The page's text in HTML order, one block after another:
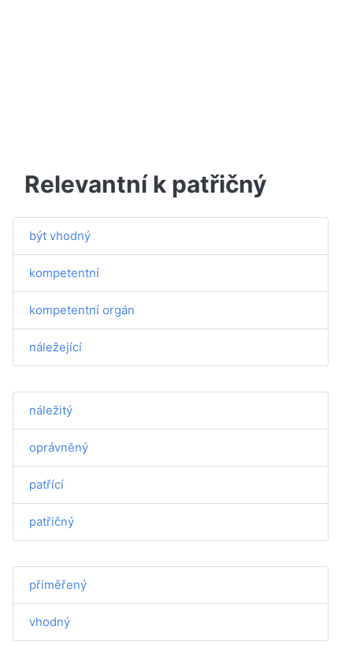
Relevantní k patřičný
být vhodný
kompetentní
kompetentní orgán
náležející
náležitý
oprávněný
patřící
patřičný
přiměřený
vhodný